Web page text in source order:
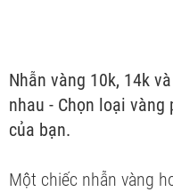
Nhẫn vàng 10k, 14k
nhau - Chọn loại
của bạn.
Một chiếc nhẫn vàng